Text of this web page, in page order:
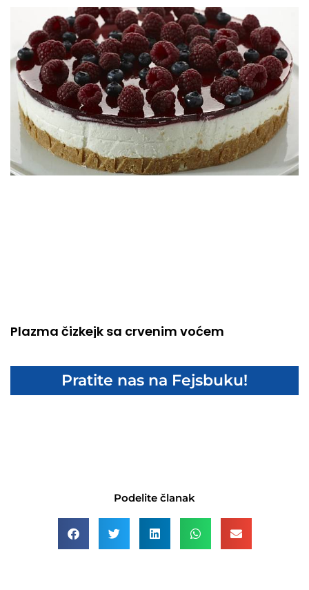
Plazma čizkejk sa crvenim voćem
Pratite nas na Fejsbuku!
Podelite članak